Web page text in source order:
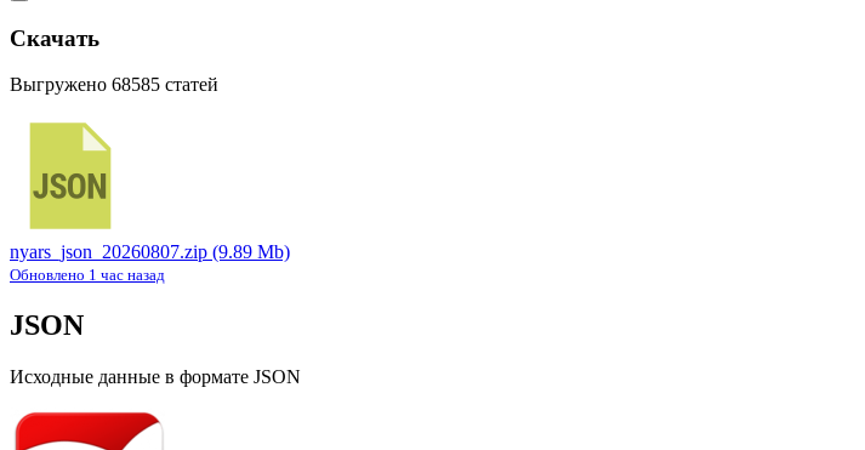
Скачать
Выгружено 68585 статей
nyars_json_20260807.zip (9.89 Mb)
Обновлено 1 час назад
JSON
Исходные данные в формате JSON